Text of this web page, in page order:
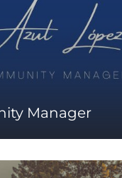
Manager